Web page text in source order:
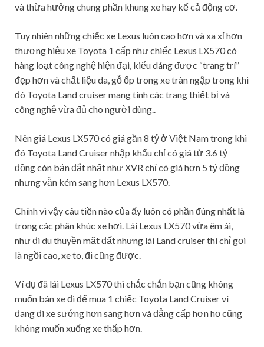
và thừa hưởng chung phần khung xe hay kể cả động cơ.
Tuy nhiên những chiếc xe Lexus luôn cao hơn và xa xỉ hơn
thương hiệu xe Toyota 1 cấp như chiếc Lexus LX570 có
hàng loạt công nghệ hiện đại, kiểu dáng được “trang trí”
đẹp hơn và chất liệu da, gỗ ốp trong xe tràn ngập trong khi
đó Toyota Land cruiser mang tính các trang thiết bị và
công nghệ vừa đủ cho người dùng..
Nên giá Lexus LX570 có giá gần 8 tỷ ở Việt Nam trong khi
đó Toyota Land Cruiser nhập khẩu chỉ có giá từ 3.6 tỷ
đồng còn bản đắt nhất như XVR chỉ có giá hơn 5 tỷ đồng
nhưng vẫn kém sang hơn Lexus LX570.
Chính vì vậy câu tiền nào của ấy luôn có phần đúng nhất là
trong các phân khúc xe hơi. Lái Lexus LX570 vừa êm ái,
như đi du thuyền mặt đất nhưng lái Land cruiser thì chỉ gọi
là ngồi cao, xe to, đi cũng được.
Ví dụ đã lái Lexus LX570 thì chắc chắn bạn cũng không
muốn bán xe đi để mua 1 chiếc Toyota Land Cruiser vì
đang đi xe sướng hơn sang hơn và đẳng cấp hơn họ cũng
không muốn xuống xe thấp hơn.